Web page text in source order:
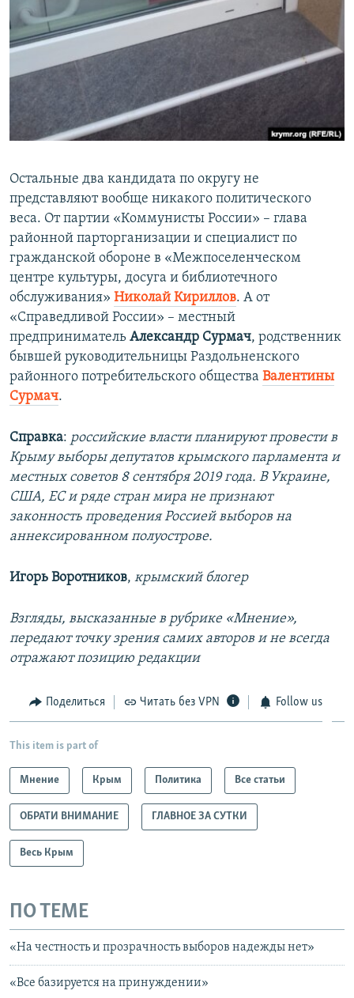
Остальные два кандидата по округу не
представляют вообще никакого политического
веса. От партии «Коммунисты России» – глава
районной парторганизации и специалист по
гражданской обороне в «Межпоселенческом
центре культуры, досуга и библиотечного
обслуживания» Николай Кириллов. А от
«Справедливой России» – местный
предприниматель Александр Сурмач, родственник
бывшей руководительницы Раздольненского
районного потребительского общества Валентины
Сурмач.
Справка: российские власти планируют провести в
Крыму выборы депутатов крымского парламента и
местных советов 8 сентября 2019 года. В Украине,
США, ЕС и ряде стран мира не признают
законность проведения Россией выборов на
аннексированном полуострове.
Игорь Воротников, крымский блогер
Взгляды, высказанные в рубрике «Мнение»,
передают точку зрения самих авторов и не всегда
отражают позицию редакции
Поделиться Читать без VPN Follow us
This item is part of
Мнение Крым Политика Все статьи
ОБРАТИ ВНИМАНИЕ ГЛАВНОЕ ЗА СУТКИ
Весь Крым
ПО ТЕМЕ
«На честность и прозрачность выборов надежды нет»
«Все базируется на принуждении»